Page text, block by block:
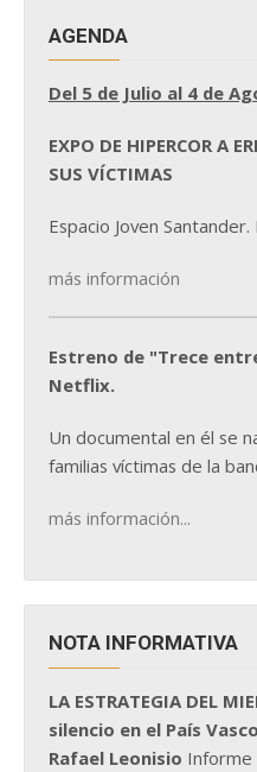
AGENDA
Del 5 de Julio al 4 de
EXPO DE HIPERCOR A
SUS VÍCTIMAS
Espacio Joven
más información
Estreno de "Trece
Netflix.
Un documental en él se
familias víctimas de la
más información...
NOTA INFORMATIVA
LA ESTRATEGIA DEL
silencio en el País
Rafael Leonisio Informe